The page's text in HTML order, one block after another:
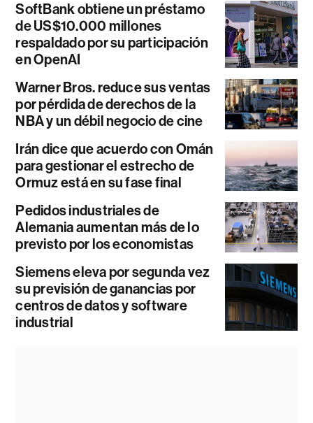
SoftBank obtiene un préstamo
de US$10.000 millones
respaldado por su participación
en OpenAI
Warner Bros. reduce sus ventas
por pérdida de derechos de la
NBA y un débil negocio de cine
Irán dice que acuerdo con Omán
para gestionar el estrecho de
Ormuz está en su fase final
Pedidos industriales de
Alemania aumentan más de lo
previsto por los economistas
Siemens eleva por segunda vez
su previsión de ganancias por
centros de datos y software
industrial